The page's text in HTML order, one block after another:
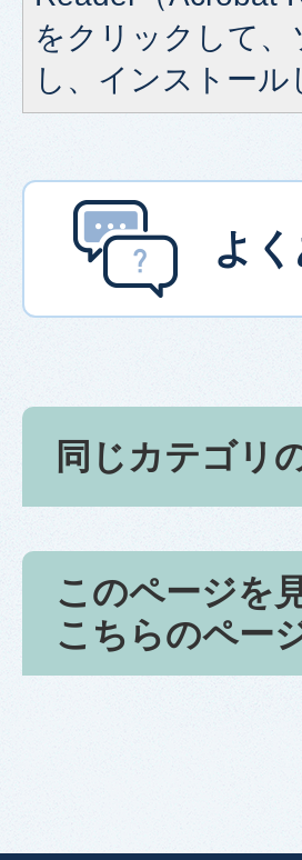
をクリックして
し、インストー
よ
同じカテゴリ
このページを
こちらのペー